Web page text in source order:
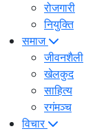
रोजगारी
नियुक्ति
समाज
जीवनशैली
खेलकुद
साहित्य
रगंमञ्च
विचार